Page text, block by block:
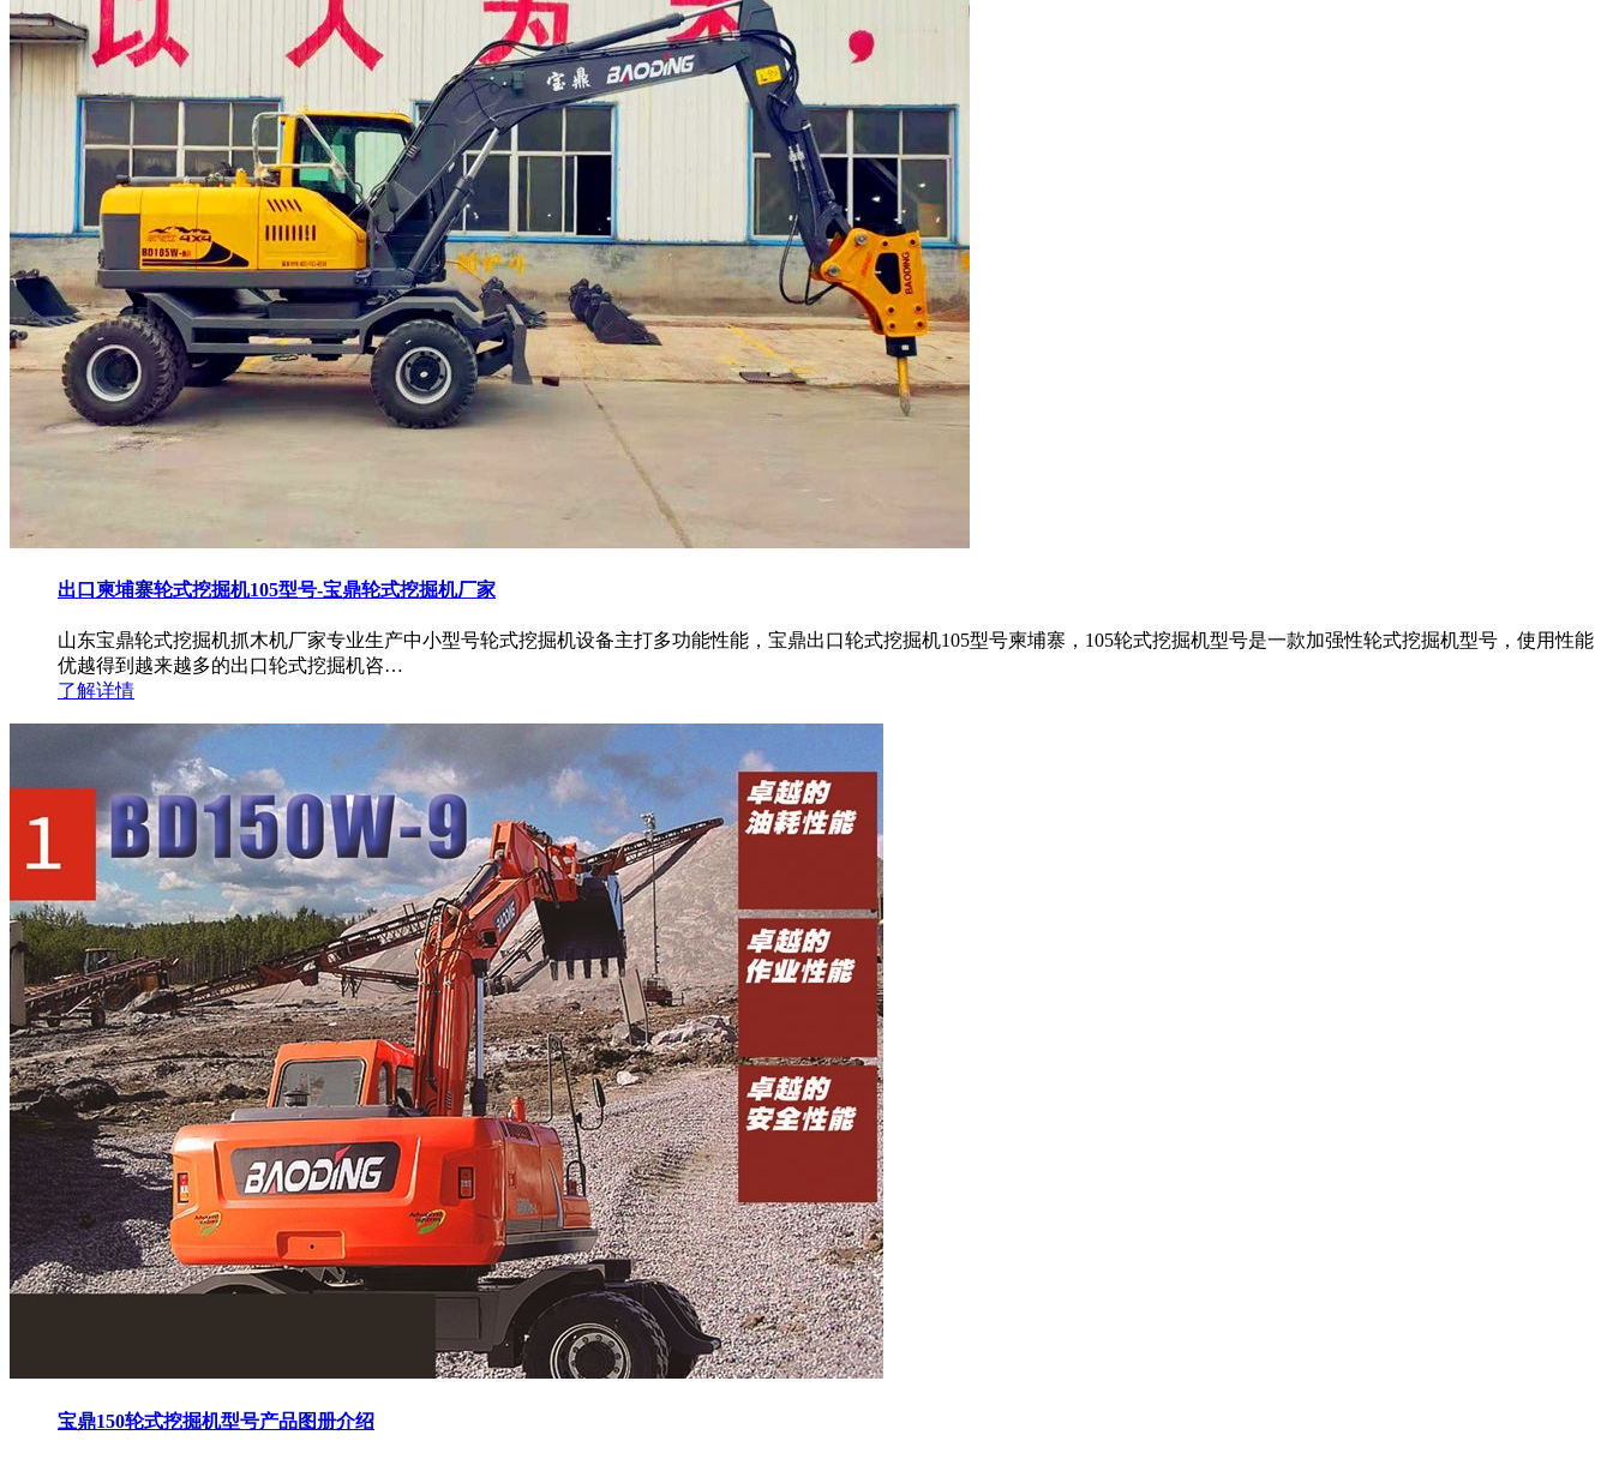
出口柬埔寨轮式挖掘机105型号-宝鼎轮式挖掘机厂家
山东宝鼎轮式挖掘机抓木机厂家专业生产中小型号轮式挖掘机设备主打多功能性能，宝鼎出口轮式挖掘机105型号柬埔寨，105轮式挖掘机型号是一款加强性轮式挖掘机型号，使用性能
优越得到越来越多的出口轮式挖掘机咨…
了解详情
宝鼎150轮式挖掘机型号产品图册介绍